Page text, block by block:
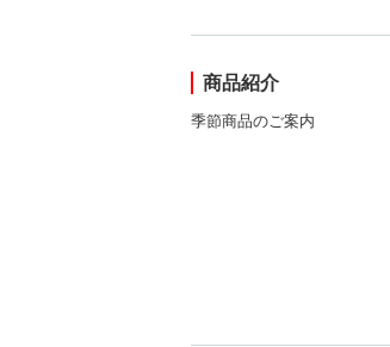
商品紹介
季節商品のご案内